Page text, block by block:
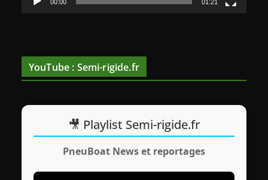
o
00:00 01:21
YouTube : Semi-rigide.fr
🎥 Playlist Semi-rigide.fr
PneuBoat News et reportages